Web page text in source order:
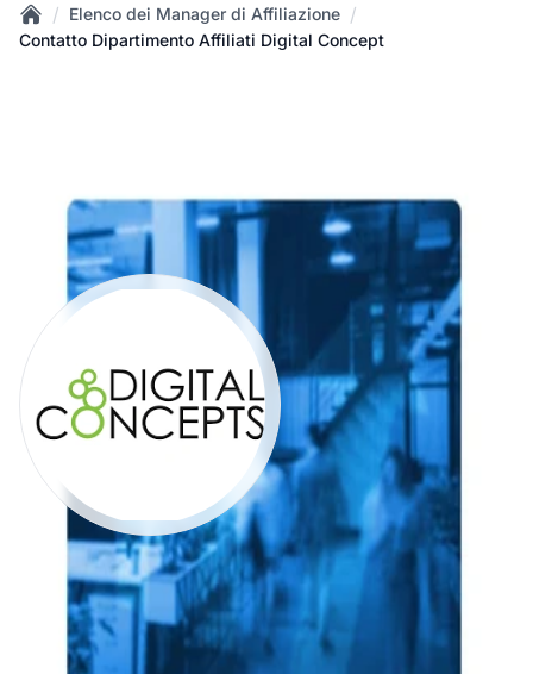
Home
/ Elenco dei Manager di Affiliazione /
Contatto Dipartimento Affiliati Digital Concept